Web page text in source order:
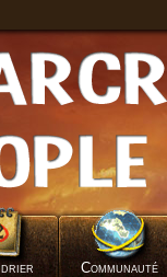
Communauté